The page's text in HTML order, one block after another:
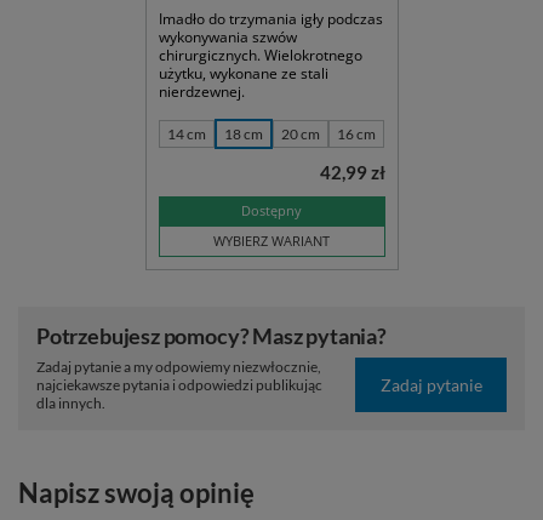
Imadło do trzymania igły podczas
wykonywania szwów
chirurgicznych. Wielokrotnego
użytku, wykonane ze stali
nierdzewnej.
14 cm 18 cm 20 cm 16 cm
Dostępny
WYBIERZ WARIANT
42,99 zł
Potrzebujesz pomocy? Masz pytania?
Zadaj pytanie a my odpowiemy niezwłocznie,
najciekawsze pytania i odpowiedzi publikując
dla innych.
Zadaj pytanie
Napisz swoją opinię